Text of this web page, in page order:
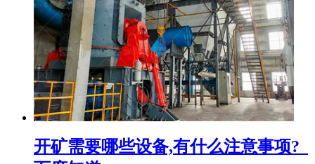
开矿需要哪些设备,有什么注意事项?_